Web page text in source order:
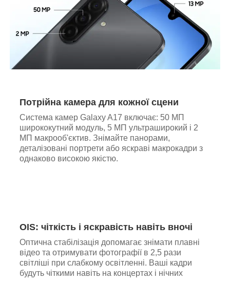
Потрійна камера для кожної сцени
Система камер Galaxy A17 включає: 50 МП
ширококутний модуль, 5 МП ультраширокий і 2
МП макрооб'єктив. Знімайте панорами,
деталізовані портрети або яскраві макрокадри з
однаково високою якістю.
OIS: чіткість і яскравість навіть вночі
Оптична стабілізація допомагає знімати плавні
відео та отримувати фотографії в 2,5 рази
світліші при слабкому освітленні. Ваші кадри
будуть чіткими навіть на концертах і нічних